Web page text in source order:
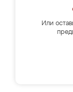
Или